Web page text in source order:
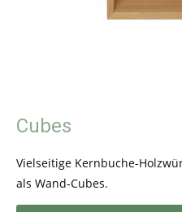
Cubes
Vielseitige Kernbuche-
als Wand-Cubes.